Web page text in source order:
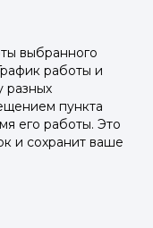
выбранного
работы и
разных
пункта
его работы. Это
и сохранит ваше